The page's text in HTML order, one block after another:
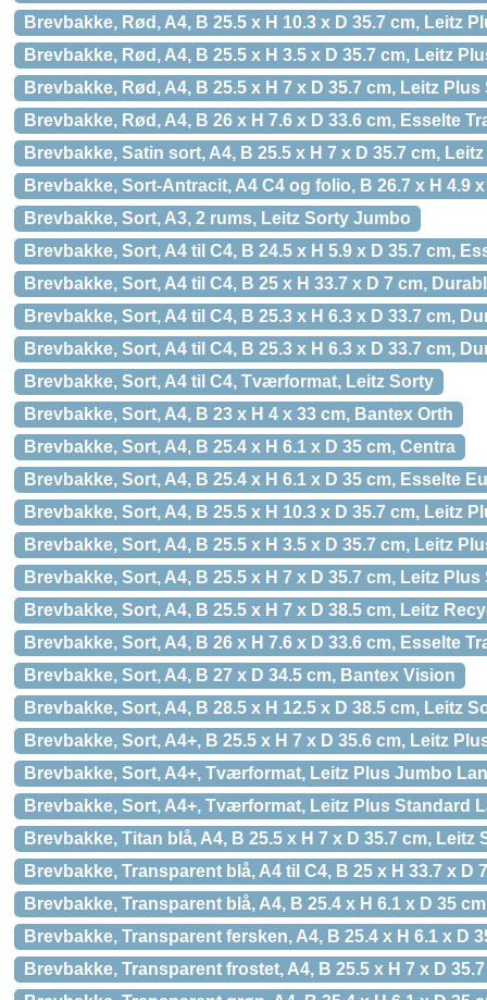
Brevbakke, Rød, A4, B 25.5 x H 10.3 x D 35.7 cm, Leitz
Brevbakke, Rød, A4, B 25.5 x H 3.5 x D 35.7 cm, Leitz
Brevbakke, Rød, A4, B 25.5 x H 7 x D 35.7 cm, Leitz
Brevbakke, Rød, A4, B 26 x H 7.6 x D 33.6 cm, Esselte
Brevbakke, Satin sort, A4, B 25.5 x H 7 x D 35.7 cm,
Brevbakke, Sort-Antracit, A4 C4 og folio, B 26.7 x H 4.9
Brevbakke, Sort, A3, 2 rums, Leitz Sorty Jumbo
Brevbakke, Sort, A4 til C4, B 24.5 x H 5.9 x D 35.7 cm,
Brevbakke, Sort, A4 til C4, B 25 x H 33.7 x D 7 cm,
Brevbakke, Sort, A4 til C4, B 25.3 x H 6.3 x D 33.7 cm,
Brevbakke, Sort, A4 til C4, B 25.3 x H 6.3 x D 33.7 cm,
Brevbakke, Sort, A4 til C4, Tværformat, Leitz Sorty
Brevbakke, Sort, A4, B 23 x H 4 x 33 cm, Bantex Orth
Brevbakke, Sort, A4, B 25.4 x H 6.1 x D 35 cm, Centra
Brevbakke, Sort, A4, B 25.4 x H 6.1 x D 35 cm, Esselte
Brevbakke, Sort, A4, B 25.5 x H 10.3 x D 35.7 cm, Leitz
Brevbakke, Sort, A4, B 25.5 x H 3.5 x D 35.7 cm, Leitz
Brevbakke, Sort, A4, B 25.5 x H 7 x D 35.7 cm, Leitz
Brevbakke, Sort, A4, B 25.5 x H 7 x D 38.5 cm, Leitz
Brevbakke, Sort, A4, B 26 x H 7.6 x D 33.6 cm, Esselte
Brevbakke, Sort, A4, B 27 x D 34.5 cm, Bantex Vision
Brevbakke, Sort, A4, B 28.5 x H 12.5 x D 38.5 cm, Leitz
Brevbakke, Sort, A4+, B 25.5 x H 7 x D 35.6 cm, Leitz
Brevbakke, Sort, A4+, Tværformat, Leitz Plus Jumbo
Brevbakke, Sort, A4+, Tværformat, Leitz Plus Standard
Brevbakke, Titan blå, A4, B 25.5 x H 7 x D 35.7 cm, Leitz
Brevbakke, Transparent blå, A4 til C4, B 25 x H 33.7 x D
Brevbakke, Transparent blå, A4, B 25.4 x H 6.1 x D 35
Brevbakke, Transparent fersken, A4, B 25.4 x H 6.1 x D
Brevbakke, Transparent frostet, A4, B 25.5 x H 7 x D